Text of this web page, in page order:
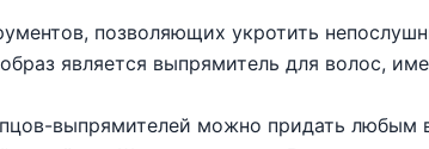
позволяющих укротить
является выпрямитель для волос,
выпрямителей можно придать любым